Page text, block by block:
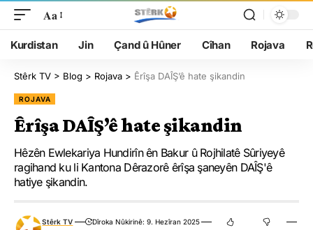
Aa
Kurdistan Jin Çand û Hûner Cîhan Rojava
Stêrk TV > Blog > Rojava > Êrîşa DAÎŞ’ê hate şikandin
ROJAVA
Êrîşa DAÎŞ’ê hate şikandin
Hêzên Ewlekariya Hundirîn ên Bakur û Rojhilatê Sûriyeyê
ragihand ku li Kantona Dêrazorê êrîşa şaneyên DAÎŞ'ê
hatiye şikandin.
Stêrk TV
Dîroka Nûkirinê: 9. Hezîran 2025